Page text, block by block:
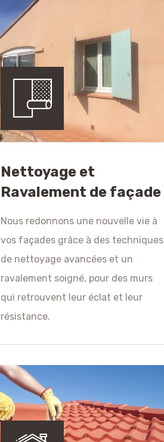
Nettoyage et
Ravalement de façade
Nous redonnons une nouvelle vie à
vos façades grâce à des techniques
de nettoyage avancées et un
ravalement soigné, pour des murs
qui retrouvent leur éclat et leur
résistance.